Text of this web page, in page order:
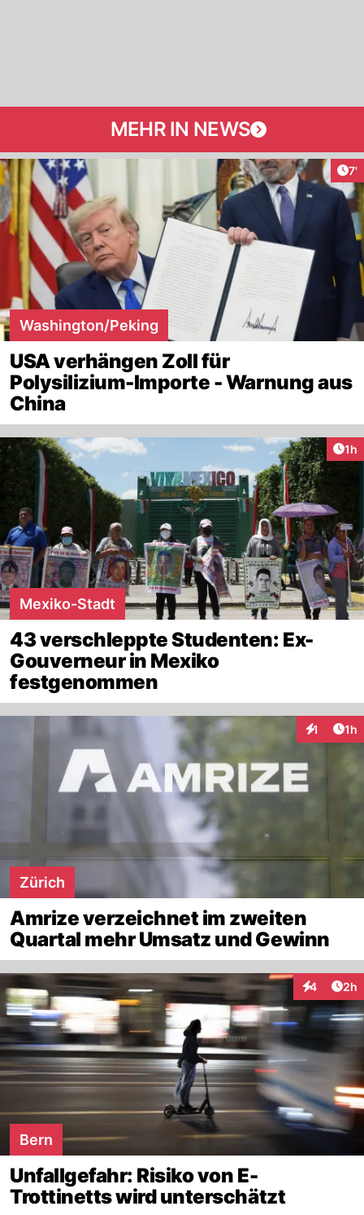
MEHR IN NEWS
7'
Washington/Peking
USA verhängen Zoll für
Polysilizium-Importe - Warnung aus
China
1h
Mexiko-Stadt
43 verschleppte Studenten: Ex-
Gouverneur in Mexiko
festgenommen
1 1h
Zürich
Amrize verzeichnet im zweiten
Quartal mehr Umsatz und Gewinn
4 2h
Bern
Unfallgefahr: Risiko von E-
Trottinetts wird unterschätzt